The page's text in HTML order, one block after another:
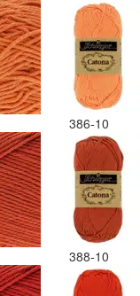
386-10
388-10